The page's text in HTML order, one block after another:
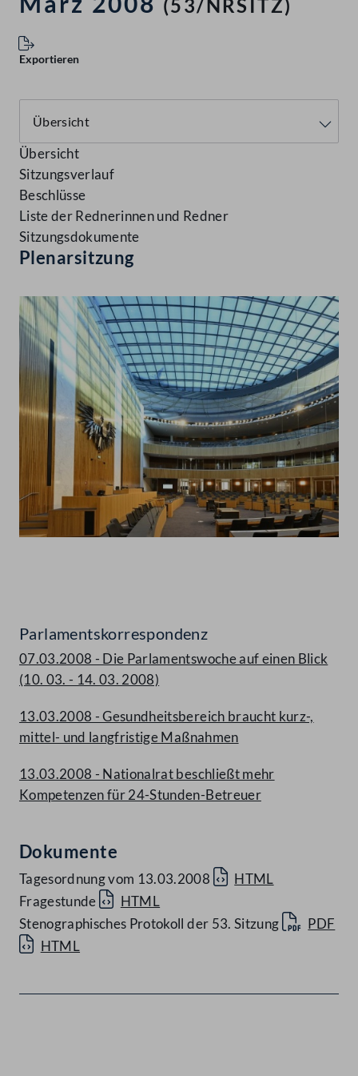
(53/NRSITZ)
Exportieren
Übersicht
Sitzungsverlauf
Beschlüsse
Liste der Rednerinnen und Redner
Sitzungsdokumente
Plenarsitzung
Parlamentskorrespondenz
07.03.2008 - Die Parlamentswoche auf einen Blick
(10. 03. - 14. 03. 2008)
13.03.2008 - Gesundheitsbereich braucht kurz-,
mittel- und langfristige Maßnahmen
13.03.2008 - Nationalrat beschließt mehr
Kompetenzen für 24-Stunden-Betreuer
Dokumente
Tagesordnung vom 13.03.2008
HTML
Fragestunde
HTML
Stenographisches Protokoll der 53. Sitzung
PDF
HTML